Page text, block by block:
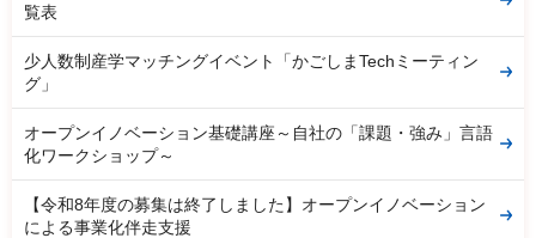
覧表
少人数制産学マッチングイベント「かごしまTechミーティン
グ」
オープンイノベーション基礎講座～自社の「課題・強み」言語
化ワークショップ～
【令和8年度の募集は終了しました】オープンイノベーション
による事業化伴走支援